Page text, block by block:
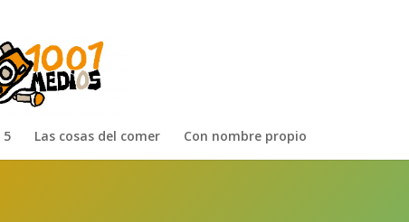
5 Las cosas del comer Con nombre propio